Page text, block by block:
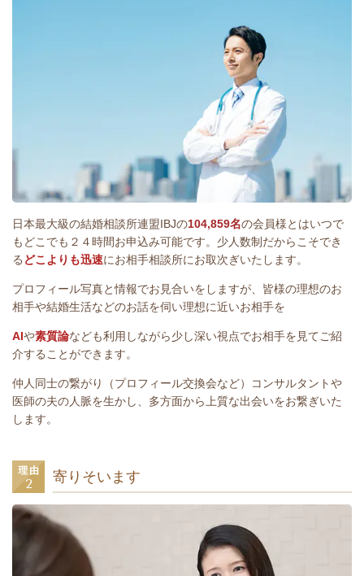
日本最大級の結婚相談所連盟IBJの104,859名の会員様とはいつで
もどこでも２４時間お申込み可能です。少人数制だからこそでき
る どこよりも迅速にお相手相談所にお取次ぎいたします。
プロフィール写真と情報でお見合いをしますが、皆様の理想のお
相手や結婚生活などのお話を伺い理想に近いお相手を
AIや素質論なども利用しながら少し深い視点でお相手を見てご紹
介することができます。
仲人同士の繋がり（プロフィール交換会など）コンサルタントや
医師の夫の人脈を生かし、多方面から上質な出会いをお繋ぎいた
します。
寄りそいます